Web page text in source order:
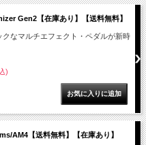
Gen2【在庫あり】【送料無料】
クなマルチエフェクト・ペダルが新時
)
AM4【送料無料】【在庫あり】